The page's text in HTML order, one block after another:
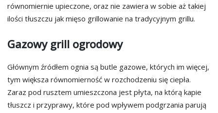
równomiernie upieczone, oraz nie zawiera w sobie aż takiej
ilości tłuszczu jak mięso grillowanie na tradycyjnym grillu.
Gazowy grill ogrodowy
Głównym źródłem ognia są butle gazowe, których im więcej,
tym większa równomierność w rozchodzeniu się ciepła.
Zaraz pod rusztem umieszczona jest płyta, na którą kapie
tłuszcz i przyprawy, które pod wpływem podgrzania parują